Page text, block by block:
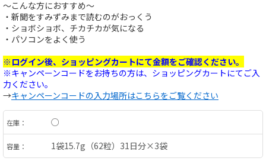
～こんな方におすすめ～
・新聞をすみずみまで読むのがおっくう
・ショボショボ、チカチカが気になる
・パソコンをよく使う
※ログイン後、ショッピングカートにて金額をご確認ください。
※キャンペーンコードをお持ちの方は、ショッピングカートにてご入
力ください。
→キャンペーンコードの入力場所はこちらをご覧ください
在庫： ○
容量： 1袋15.7g（62粒）31日分×3袋